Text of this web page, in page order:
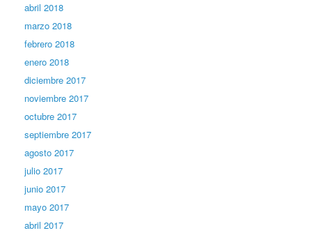
abril 2018
marzo 2018
febrero 2018
enero 2018
diciembre 2017
noviembre 2017
octubre 2017
septiembre 2017
agosto 2017
julio 2017
junio 2017
mayo 2017
abril 2017